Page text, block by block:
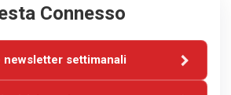
Connesso
newsletter settimanali